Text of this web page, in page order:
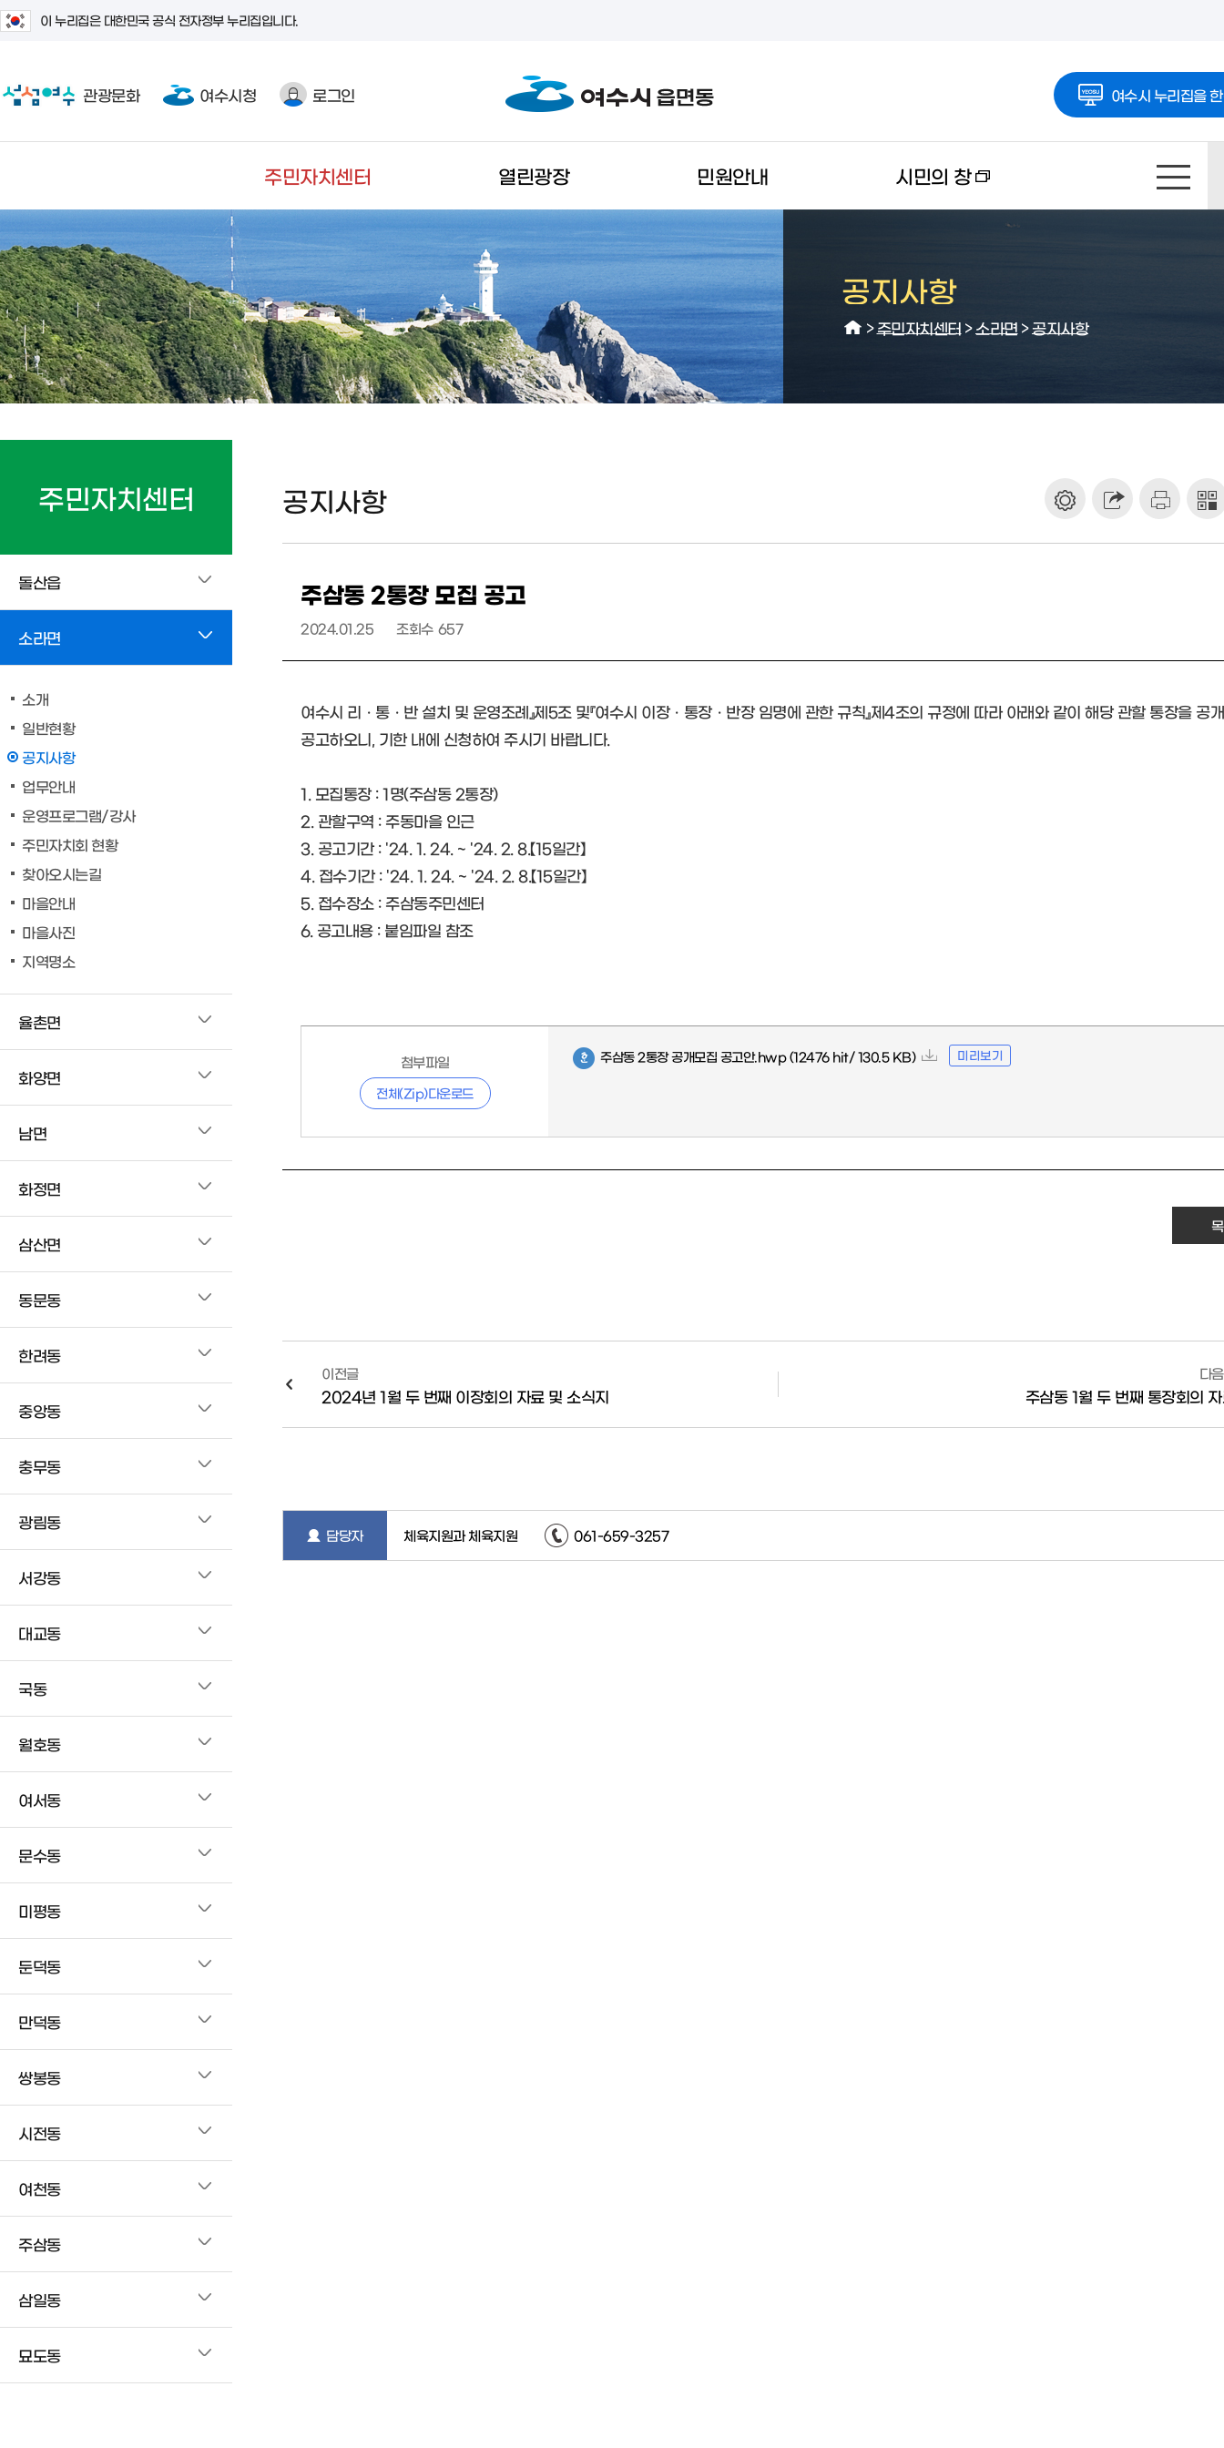
이 누리집은 대한민국 공식 전자정부 누리집입니다.
관광문화 여수시청 로그인 여수시 누리집을
주민자치센터 열린광장 민원안내 시민의 창
공지사항
> 주민자치센터 > 소라면 > 공지사항
주민자치센터
돌산읍
소라면
소개
일반현황
공지사항
업무안내
운영프로그램/강사
주민자치회 현황
찾아오시는길
마을안내
마을사진
지역명소
율촌면
화양면
남면
화정면
삼산면
동문동
한려동
중앙동
충무동
광림동
서강동
대교동
국동
월호동
여서동
문수동
미평동
둔덕동
만덕동
쌍봉동
시전동
여천동
주삼동
삼일동
묘도동
공지사항
주삼동 2통장 모집 공고
2024.01.25 조회수 657
여수시 리ㆍ통ㆍ반 설치 및 운영조례』제5조 및『여수시 이장ㆍ통장ㆍ반장 임명에 관한 규칙』제4조의 규정에 따라 아래와 같이 해당 관할 통장을 공
공고하오니, 기한 내에 신청하여 주시기 바랍니다.
1. 모집통장 : 1명(주삼동 2통장)
2. 관할구역 : 주동마을 인근
3. 공고기간 : '24. 1. 24. ~ '24. 2. 8.【15일간】
4. 접수기간 : '24. 1. 24. ~ '24. 2. 8.【15일간】
5. 접수장소 : 주삼동주민센터
6. 공고내용 : 붙임파일 참조
첨부파일
전체(Zip)다운로드
주삼동 2통장 공개모집 공고안.hwp (12476 hit/ 130.5 KB) 미리보기
이전글
2024년 1월 두 번째 이장회의 자료 및 소식지
다
주삼동 1월 두 번째 통장회의
담당자 체육지원과 체육지원 061-659-3257